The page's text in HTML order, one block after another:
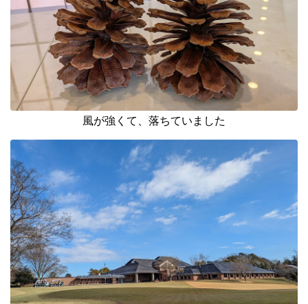
風が強くて、落ちていました